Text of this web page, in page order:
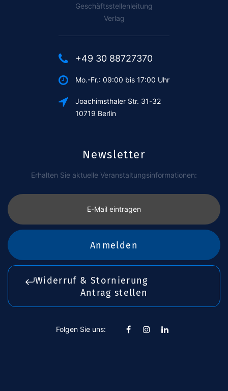
Geschäftsstellenleitung
Verlag
+49 30 88727370
Mo.-Fr.: 09:00 bis 17:00 Uhr
Joachimsthaler Str. 31-32
10719 Berlin
Newsletter
Erhalten Sie aktuelle Veranstaltungsinformationen:
E-Mail eintragen
Anmelden
Widerruf & Stornierung
Antrag stellen
Folgen Sie uns: